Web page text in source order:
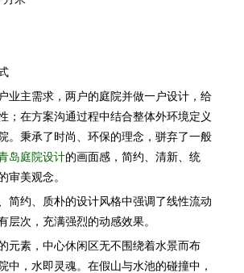
业主需求，两户的庭院并做一户设计，给
；在方案沟通过程中结合整体外环境定义
。秉承了时尚、环保的理念，骈弃了一般
岛庭院设计的画面感，简约、清新、统
审美观念。
简约、质朴的设计风格中强调了线性流动
层次，充满强烈的动感效果。
元素，中心休闲区无不围绕着水景而布
中，水即灵魂。在假山与水池的碰撞中，